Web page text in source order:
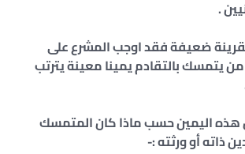
.
ضعيفة فقد اوجب المشرع على
يتمسك بالتقادم يمينا معينة يترتب
اليمين حسب ماذا كان المتمسك
ذاته أو ورثته :-